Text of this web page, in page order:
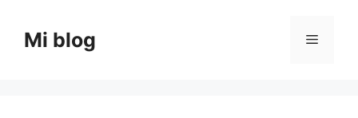
contenido
Mi blog Menú